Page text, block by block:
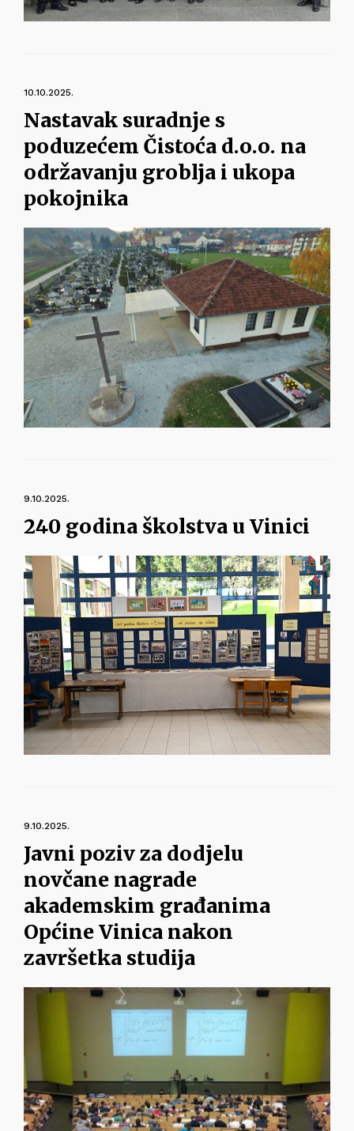
10.10.2025.
Nastavak suradnje s
poduzećem Čistoća d.o.o. na
održavanju groblja i ukopa
pokojnika
9.10.2025.
240 godina školstva u Vinici
9.10.2025.
Javni poziv za dodjelu
novčane nagrade
akademskim građanima
Općine Vinica nakon
završetka studija